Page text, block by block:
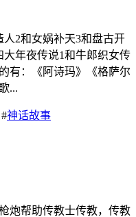
2和女娲补天3和盘古开
年夜传说1和牛郎织女传
有：《阿诗玛》《格萨尔
...
#神话故事
炮帮助传教士传教，传教